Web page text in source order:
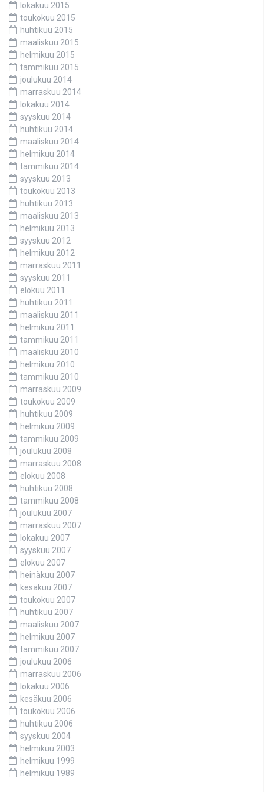
lokakuu 2015
toukokuu 2015
huhtikuu 2015
maaliskuu 2015
helmikuu 2015
tammikuu 2015
joulukuu 2014
marraskuu 2014
lokakuu 2014
syyskuu 2014
huhtikuu 2014
maaliskuu 2014
helmikuu 2014
tammikuu 2014
syyskuu 2013
toukokuu 2013
huhtikuu 2013
maaliskuu 2013
helmikuu 2013
syyskuu 2012
helmikuu 2012
marraskuu 2011
syyskuu 2011
elokuu 2011
huhtikuu 2011
maaliskuu 2011
helmikuu 2011
tammikuu 2011
maaliskuu 2010
helmikuu 2010
tammikuu 2010
marraskuu 2009
toukokuu 2009
huhtikuu 2009
helmikuu 2009
tammikuu 2009
joulukuu 2008
marraskuu 2008
elokuu 2008
huhtikuu 2008
tammikuu 2008
joulukuu 2007
marraskuu 2007
lokakuu 2007
syyskuu 2007
elokuu 2007
heinäkuu 2007
kesäkuu 2007
toukokuu 2007
huhtikuu 2007
maaliskuu 2007
helmikuu 2007
tammikuu 2007
joulukuu 2006
marraskuu 2006
lokakuu 2006
kesäkuu 2006
toukokuu 2006
huhtikuu 2006
syyskuu 2004
helmikuu 2003
helmikuu 1999
helmikuu 1989